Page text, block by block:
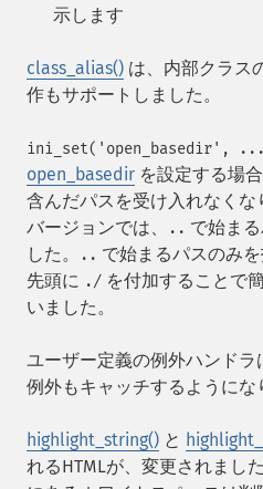
示します
class_alias() は、内部クラス
作もサポートしました。
ini_set('open_basedir',
open_basedir を設定する場
含んだパスを受け入れなく
バージョンでは、
.. で始ま
した。
.. で始まるパスのみ
先頭に ./ を付加することで
いました。
ユーザー定義の例外ハンド
例外もキャッチするようにな
highlight_string() と
れるHTMLが、変更されまし